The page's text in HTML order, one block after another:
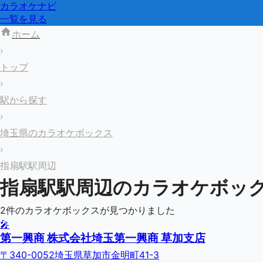
カラオケナビ
一覧を見る
ホーム
›
トップ
›
駅から探す
›
埼玉県のカラオケボックス
›
指扇駅駅周辺
指扇駅駅周辺のカラオケボッ
2件のカラオケボックスが見つかりました
🎤
第一興商 株式会社埼玉第一興商 草加支店
〒340-0052埼玉県草加市金明町41-3